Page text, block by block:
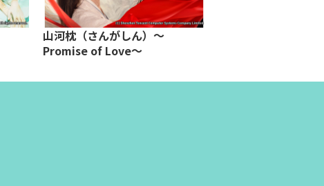
山河枕（さんがしん）～
Promise of Love～